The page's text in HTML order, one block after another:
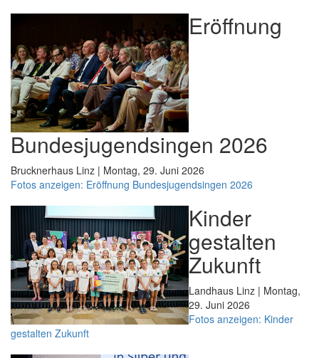
Eröffnung
Bundesjugendsingen 2026
Brucknerhaus Linz | Montag, 29. Juni 2026
Fotos anzeigen: Eröffnung Bundesjugendsingen 2026
Kinder
gestalten
Zukunft
Landhaus Linz | Montag,
29. Juni 2026
Fotos anzeigen: Kinder
gestalten Zukunft